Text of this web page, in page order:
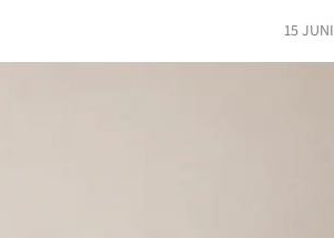
15